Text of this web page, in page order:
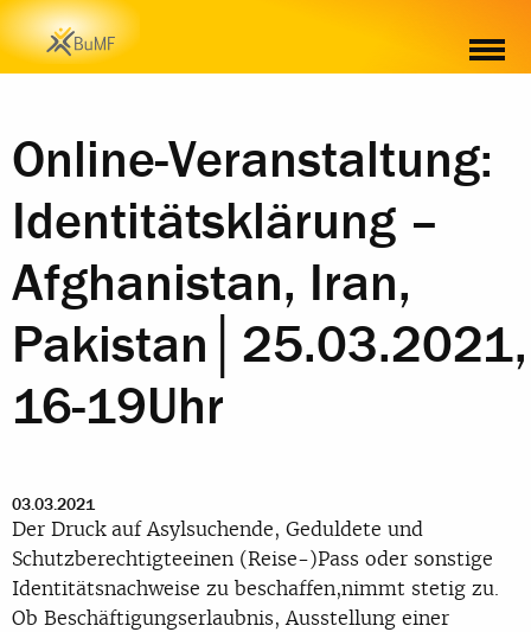
Online-Veranstaltung:
Identitätsklärung –
Afghanistan, Iran,
Pakistan│25.03.2021,
16-19Uhr
03.03.2021
Der Druck auf Asylsuchende, Geduldete und
Schutzberechtigteeinen (Reise-)Pass oder sonstige
Identitätsnachweise zu beschaffen,nimmt stetig zu.
Ob Beschäftigungserlaubnis, Ausstellung einer